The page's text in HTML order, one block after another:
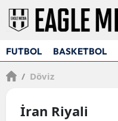
FUTBOL BASKETBOL
/ Döviz
İran Riyali